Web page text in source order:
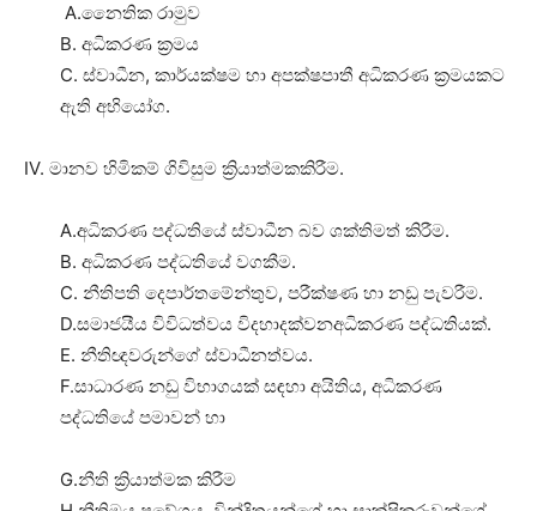
A.නෛතික රාමුව
B. අධිකරණ ක්‍රමය
C. ස්වාධීන, කාර්යක්ෂම හා අපක්ෂපාතී අධිකරණ ක්‍රමයකට
ඇති අභියෝග.
IV. මානව හිමිකම් ගිවිසුම ක්‍රියාත්මකකිරීම.
A.අධිකරණ පද්ධතියේ ස්වාධීන බව ශක්තිමත් කිරීම.
B. අධිකරණ පද්ධතියේ වගකීම.
C. නීතිපති දෙපාර්තමේන්තුව, පරීක්ෂණ හා නඩු පැවරීම.
D.සමාජයීය විවිධත්වය විදහාදක්වනඅධිකරණ පද්ධතියක්.
E. නීතිඥවරුන්ගේ ස්වාධීනත්වය.
F.සාධාරණ නඩු විභාගයක් සඳහා අයිතිය, අධිකරණ
පද්ධතියේ පමාවන් හා
G.නීති ක්‍රියාත්මක කිරීම